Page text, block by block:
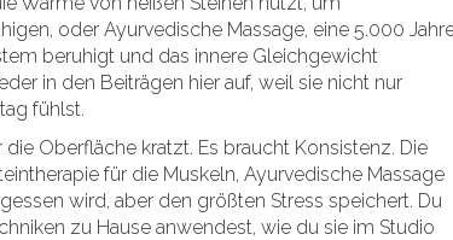
, oder Ayurvedische Massage, eine 5.000
beruhigt und das innere Gleichgewicht
in den Beiträgen hier auf, weil sie nicht nur
fühlst.
Oberfläche kratzt. Es braucht Konsistenz. Die
für die Muskeln, Ayurvedische Massage
wird, aber den größten Stress speichert. Du
zu Hause anwendest, wie du sie im Studio